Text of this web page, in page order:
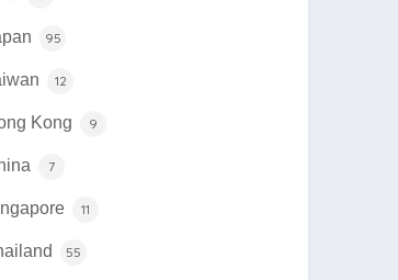
95
12
Kong 9
7
11
55